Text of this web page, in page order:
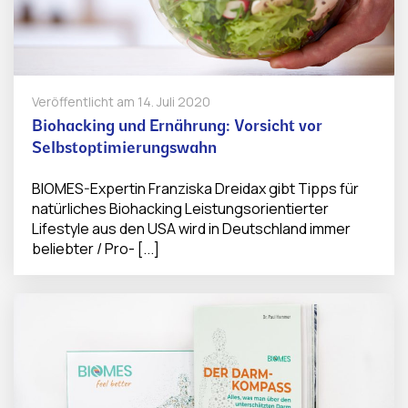
Veröffentlicht am 14. Juli 2020
Biohacking und Ernährung: Vorsicht vor
Selbstoptimierungswahn
BIOMES-Expertin Franziska Dreidax gibt Tipps für
natürliches Biohacking Leistungsorientierter
Lifestyle aus den USA wird in Deutschland immer
beliebter / Pro- [...]